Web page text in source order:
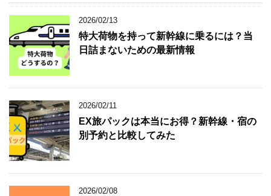
2026/02/13
特大荷物を持って新幹線に乗るには？当
日詰まないための最新情報
2026/02/11
EX旅パックは本当にお得？新幹線・宿の
別予約と比較してみた
2026/02/08